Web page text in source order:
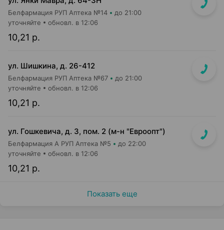
Белфармация РУП Аптека №14 до 21:00
10,21 р.
уточняйте обновл. в 12:06
ул. Шишкина, д. 26-412
Белфармация РУП Аптека №67 до 21:00
10,21 р.
уточняйте обновл. в 12:06
ул. Гошкевича, д. 3, пом. 2 (м-н "Евроопт")
Белфармация А РУП Аптека №5 до 22:00
10,21 р.
уточняйте обновл. в 12:06
Показать еще